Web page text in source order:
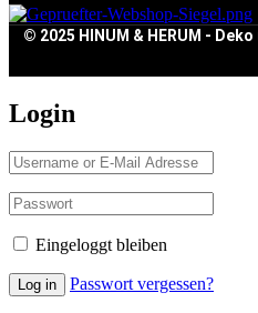
© 2025 HINUM & HERUM -
Login
Eingeloggt bleiben
Log in Passwort vergessen?